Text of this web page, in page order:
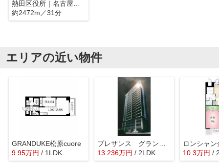
約2472m／31分
エリアの近い物件
GRANDUKE松原cuore
9.95万円 / 1LDK
13.236万円 / 2LDK
ロンシャン
10.3万円 /